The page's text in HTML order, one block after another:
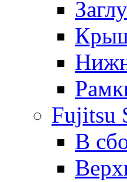
Fujitsu
В